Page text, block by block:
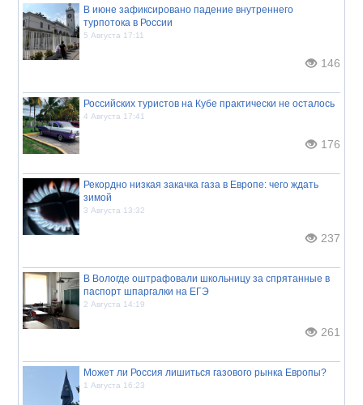
В июне зафиксировано падение внутреннего
турпотока в России
5 Августа 17:11
146
Российских туристов на Кубе практически не осталось
4 Августа 17:41
176
Рекордно низкая закачка газа в Европе: чего ждать
зимой
3 Августа 13:32
237
В Вологде оштрафовали школьницу за спрятанные в
паспорт шпаргалки на ЕГЭ
2 Августа 14:19
261
Может ли Россия лишиться газового рынка Европы?
1 Августа 16:23